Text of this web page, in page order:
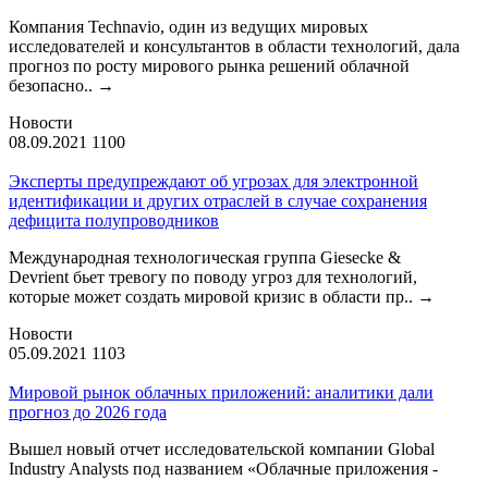
Компания Technavio, один из ведущих мировых
исследователей и консультантов в области технологий, дала
прогноз по росту мирового рынка решений облачной
безопасно.. →
Новости
08.09.2021 1100
Эксперты предупреждают об угрозах для электронной
идентификации и других отраслей в случае сохранения
дефицита полупроводников
Международная технологическая группа Giesecke &
Devrient бьет тревогу по поводу угроз для технологий,
которые может создать мировой кризис в области пр.. →
Новости
05.09.2021 1103
Мировой рынок облачных приложений: аналитики дали
прогноз до 2026 года
Вышел новый отчет исследовательской компании Global
Industry Analysts под названием «Облачные приложения -